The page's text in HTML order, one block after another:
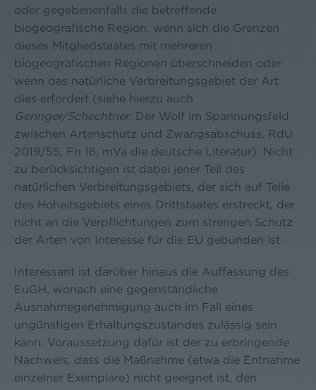
oder gegebenenfalls die betreffende
biogeografische Region, wenn sich die Grenzen
dieses Mitgliedstaates mit mehreren
biogeografischen Regionen überschneiden oder
wenn das natürliche Verbreitungsgebiet der Art
dies erfordert (siehe hierzu auch
Geringer/Schechtner, Der Wolf im Spannungsfeld
zwischen Artenschutz und Zwangsabschuss, RdU
2019/55, Fn 16, mVa die deutsche Literatur). Nicht
zu berücksichtigen ist dabei jener Teil des
natürlichen Verbreitungsgebiets, der sich auf Teile
des Hoheitsgebiets eines Drittstaates erstreckt, der
nicht an die Verpflichtungen zum strengen Schutz
der Arten von Interesse für die EU gebunden ist.
Interessant ist darüber hinaus die Auffassung des
EuGH, wonach eine gegenständliche
Ausnahmegenehmigung auch im Fall eines
ungünstigen Erhaltungszustandes zulässig sein
kann. Voraussetzung dafür ist der zu erbringende
Nachweis, dass die Maßnahme (etwa die Entnahme
einzelner Exemplare) nicht geeignet ist, den